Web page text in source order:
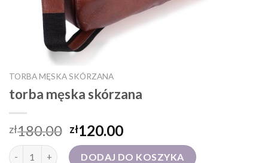
TORBA MĘSKA SKÓRZANA
torba męska skórzana
zł180.00 zł120.00
ilość torba męska skórzanaDODAJ DO KOSZYKA